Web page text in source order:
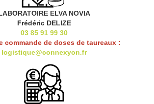
ELVA NOVIA
Frédéric DELIZE
03 85 91 99 30
commande de doses de taureaux :
logistique@connexyon.fr